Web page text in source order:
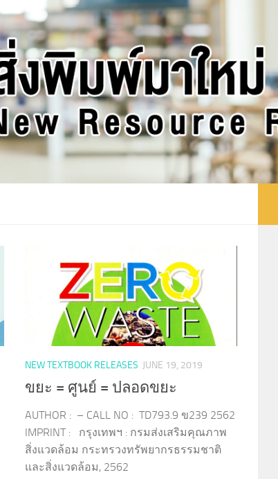
NEW TEXTBOOK RELEASES JUNE 19, 2019
ขยะ = ศูนย์ = ปลอดขยะ
AUTHOR : – CALL NO : TD793.9 ข239 2562
IMPRINT : กรุงเทพฯ : กรมส่งเสริมคุณภาพ
สิ่งแวดล้อม กระทรวงทรัพยากรธรรมชาติ
และสิ่งแวดล้อม, 2562